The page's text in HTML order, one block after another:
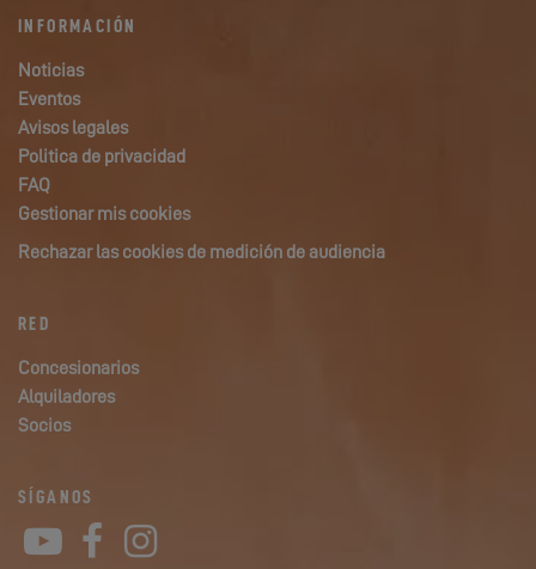
INFORMACIÓN
Noticias
Eventos
Avisos legales
Politica de privacidad
FAQ
Gestionar mis cookies
Rechazar las cookies de medición de audiencia
RED
Concesionarios
Alquiladores
Socios
SÍGANOS
YouTube
Facebook
Instagram